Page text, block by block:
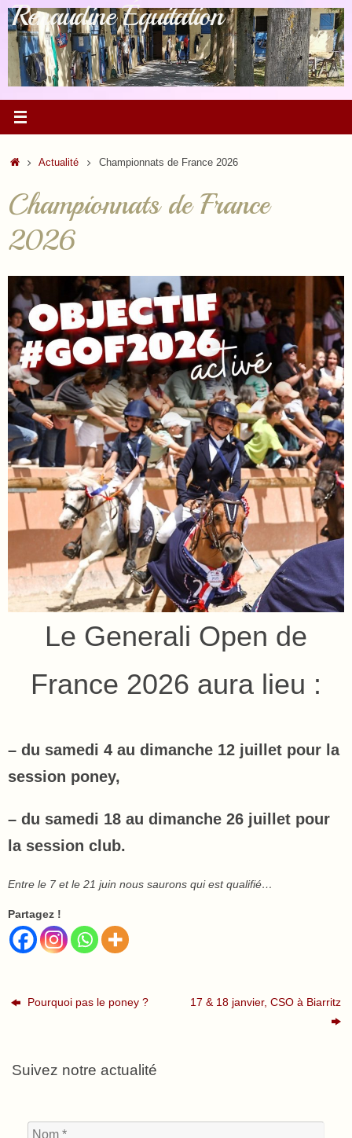
Passer
au
contenu
Renaudine Équitation
Accueil
Actualité Championnats de France 2026
Championnats de France
2026
Le Generali Open de
France 2026 aura lieu :
– du samedi 4 au dimanche 12 juillet pour la
session poney,
– du samedi 18 au dimanche 26 juillet pour
la session club.
Entre le 7 et le 21 juin nous saurons qui est qualifié…
Partagez !
Pourquoi pas le poney ? 17 & 18 janvier, CSO à Biarritz
Suivez notre actualité